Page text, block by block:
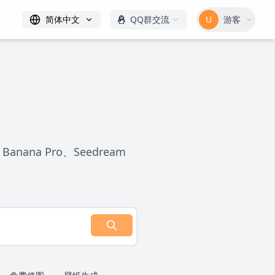
简体中文 QQ群交流 U 游客
Pro、Seedream